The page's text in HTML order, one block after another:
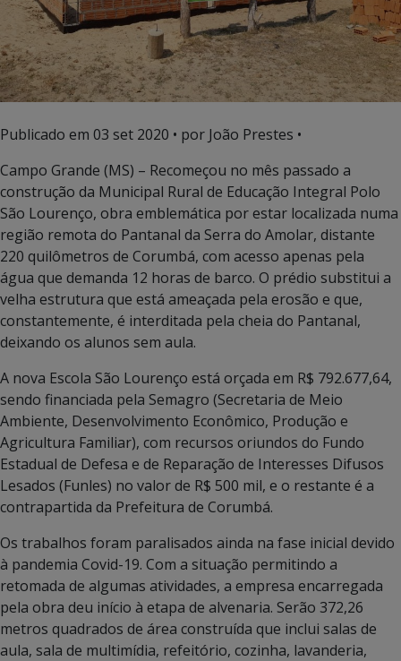
Publicado em 03 set 2020 • por João Prestes •
Campo Grande (MS) – Recomeçou no mês passado a
construção da Municipal Rural de Educação Integral Polo
São Lourenço, obra emblemática por estar localizada numa
região remota do Pantanal da Serra do Amolar, distante
220 quilômetros de Corumbá, com acesso apenas pela
água que demanda 12 horas de barco. O prédio substitui a
velha estrutura que está ameaçada pela erosão e que,
constantemente, é interditada pela cheia do Pantanal,
deixando os alunos sem aula.
A nova Escola São Lourenço está orçada em R$ 792.677,64,
sendo financiada pela Semagro (Secretaria de Meio
Ambiente, Desenvolvimento Econômico, Produção e
Agricultura Familiar), com recursos oriundos do Fundo
Estadual de Defesa e de Reparação de Interesses Difusos
Lesados (Funles) no valor de R$ 500 mil, e o restante é a
contrapartida da Prefeitura de Corumbá.
Os trabalhos foram paralisados ainda na fase inicial devido
à pandemia Covid-19. Com a situação permitindo a
retomada de algumas atividades, a empresa encarregada
pela obra deu início à etapa de alvenaria. Serão 372,26
metros quadrados de área construída que inclui salas de
aula, sala de multimídia, refeitório, cozinha, lavanderia,